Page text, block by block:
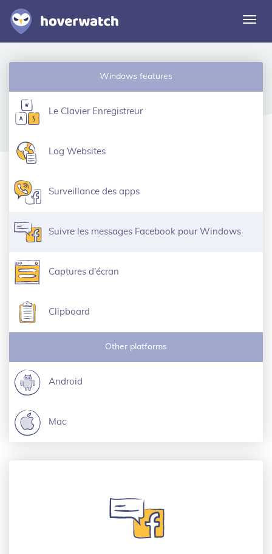
Fonctionnalités
Connexion
Windows features
Le Clavier Enregistreur
Log Websites
Surveillance des apps
Suivre les messages Facebook pour Windows
Captures d'écran
Clipboard
Other platforms
Android
Mac